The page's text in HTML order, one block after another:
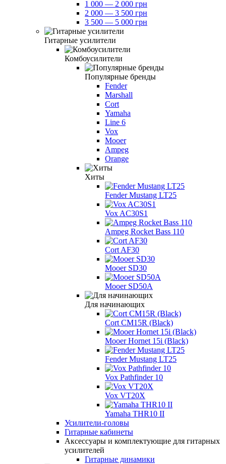
1 000 — 2 000 грн
2 000 — 3 500 грн
3 500 — 5 000 грн
Гитарные усилители
Комбоусилители
Популярные бренды
Fender
Marshall
Cort
Yamaha
Line 6
Vox
Mooer
Ampeg
Orange
Хиты
Fender Mustang LT25
Vox AC30S1
Ampeg Rocket Bass 110
Cort AF30
Mooer SD30
Mooer SD50A
Для начинающих
Cort CM15R (Black)
Mooer Hornet 15i (Black)
Fender Mustang LT25
Vox Pathfinder 10
Vox VT20X
Yamaha THR10 II
Усилители-головы
Гитарные кабинеты
Аксессуары и комплектующие для гитарных
усилителей
Гитарные динамики